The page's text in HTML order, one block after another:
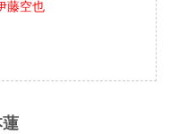
藤空也